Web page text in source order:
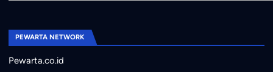
PEWARTA NETWORK
Pewarta.co.id